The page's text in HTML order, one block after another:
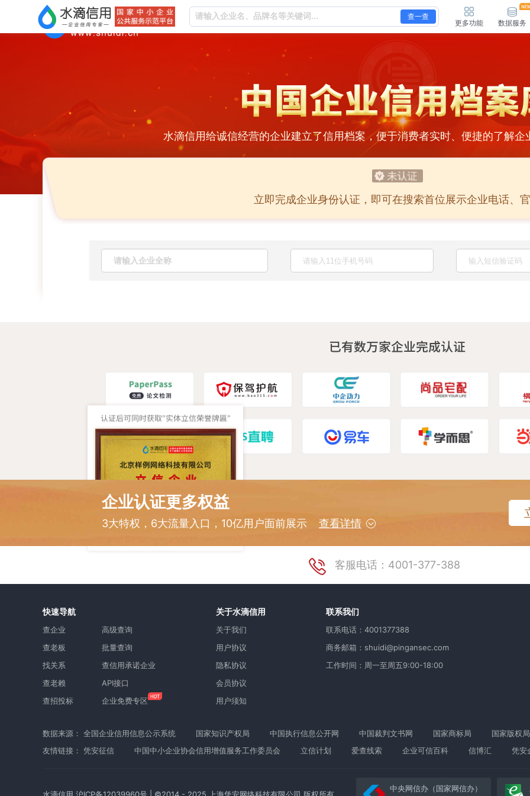
查一查
更多功能 数据服务
水滴信用给诚信经营的企业建立了信用档案，便于消费者实时、便捷的了解企
立即完成企业身份认证，即可在搜索首位展示企业电话、
企业认证更多权益
3大特权，6大流量入口，10亿用户面前展示 查看详情
客服电话：4001-377-388
快速导航
查企业
查老板
找关系
查老赖
查招投标
高级查询
批量查询
查信用承诺企业
API接口
企业免费专区
关于水滴信用
关于我们
用户协议
隐私协议
会员协议
用户须知
联系我们
联系电话：4001377388
商务邮箱：shuidi@pingansec.com
工作时间：周一至周五9:00-18:00
数据来源： 全国企业信用信息公示系统 国家知识产权局 中国执行信息公开网 中国裁判文书网 国家商标局
国家版权局
友情链接： 凭安征信 中国中小企业协会信用增值服务工作委员会 立信计划 爱查线索 企业可信百科 信博汇 凭安
水滴信用 沪ICP备12039960号 | ©2014 - 2025 上海凭安网络科技有限公司 版权所有
中央网信办（国家网信办）